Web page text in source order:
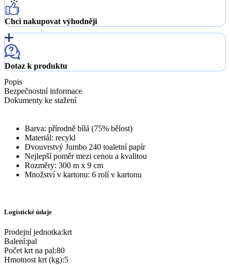
Chci nakupovat výhodněji
Dotaz k produktu
Popis
Bezpečnostní informace
Dokumenty ke stažení
Barva: přírodně bílá (75% bělost)
Materiál: recykl
Dvouvrstvý Jumbo 240 toaletní papír
Nejlepší poměr mezi cenou a kvalitou
Rozměry: 300 m x 9 cm
Množství v kartonu: 6 rolí v kartonu
Logistické údaje
Prodejní jednotka:krt
Balení:pal
Počet krt na pal:80
Hmotnost krt (kg):5